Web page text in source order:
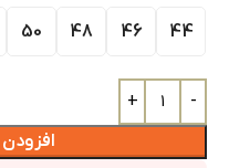
44
46
48
50